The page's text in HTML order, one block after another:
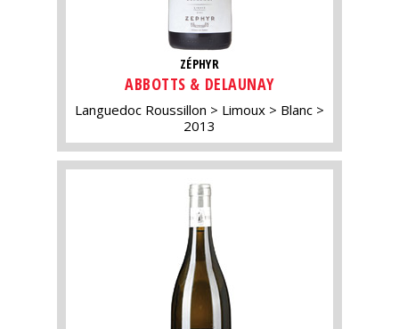
ZÉPHYR
ABBOTTS & DELAUNAY
Languedoc Roussillon Limoux
Blanc
2013